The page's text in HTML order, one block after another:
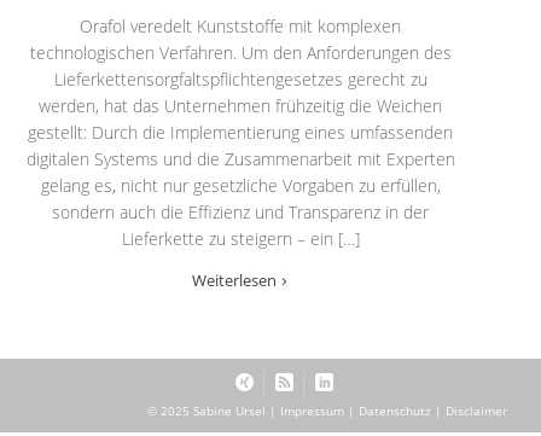
Orafol veredelt Kunststoffe mit komplexen
technologischen Verfahren. Um den Anforderungen des
Lieferkettensorgfaltspflichtengesetzes gerecht zu
werden, hat das Unternehmen frühzeitig die Weichen
gestellt: Durch die Implementierung eines umfassenden
digitalen Systems und die Zusammenarbeit mit Experten
gelang es, nicht nur gesetzliche Vorgaben zu erfüllen,
sondern auch die Effizienz und Transparenz in der
Lieferkette zu steigern – ein […]
Weiterlesen
© 2025 Sabine Ursel | Impressum | Datenschutz | Disclaimer